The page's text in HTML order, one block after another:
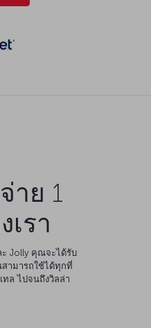
าย 1
รา
ะ Jolly คุณจะได้รับ
ามารถใช้ได้ทุกที่
ทล ไปจนถึงวิลล่า